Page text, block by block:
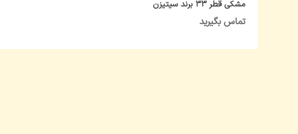
مشکی قطر ۳۳ برند سیتیزن
تماس بگیرید